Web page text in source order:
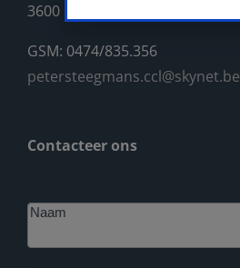
3600 Genk
GSM: 0474/835.356
petersteegmans.ccl@skynet.be
Contacteer ons
Naam